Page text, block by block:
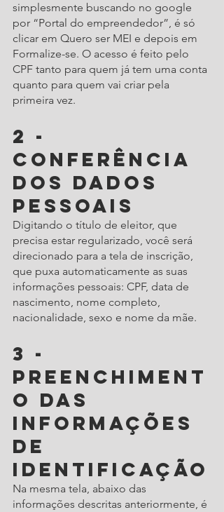
simplesmente buscando no google
por “Portal do empreendedor”, é só
clicar em Quero ser MEI e depois em
Formalize-se. O acesso é feito pelo
CPF tanto para quem já tem uma conta
quanto para quem vai criar pela
primeira vez.
2 -
Conferência
dos dados
pessoais
Digitando o título de eleitor, que
precisa estar regularizado, você será
direcionado para a tela de inscrição,
que puxa automaticamente as suas
informações pessoais: CPF, data de
nascimento, nome completo,
nacionalidade, sexo e nome da mãe.
3 -
Preenchiment
o das
informações
de
identificação
Na mesma tela, abaixo das
informações descritas anteriormente, é